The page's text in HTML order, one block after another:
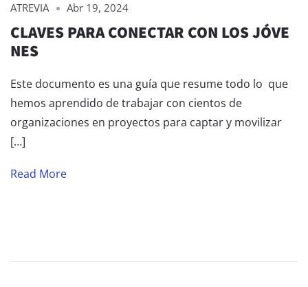
ATREVIA Abr 19, 2024
CLAVES PARA CONECTAR CON LOS JÓVE
NES
Este documento es una guía que resume todo lo que
hemos aprendido de trabajar con cientos de
organizaciones en proyectos para captar y movilizar
[…]
Read More